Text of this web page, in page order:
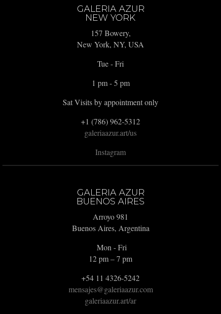
GALERIA AZUR
NEW YORK
157 Bowery,
New York, NY, USA
Tue - Fri
1 pm - 5 pm
Sat Visits by appointment only
+1 (786) 962-5312
galeriaazur.art/us
Instagram
GALERIA AZUR
BUENOS AIRES
Arroyo 981
Buenos Aires, Argentina
Mon - Fri
12 pm – 7 pm
+54 11 4326-5242
mensajes@galeriaazur.com
galeriaazur.art/ar